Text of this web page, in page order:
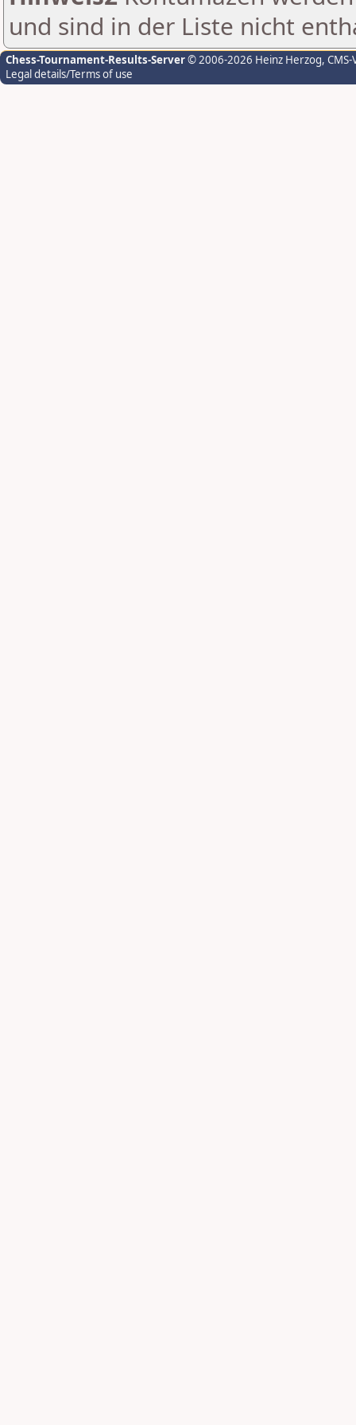
und sind in der Liste nicht
Chess-Tournament-Results-Server© 2006-2026 Heinz Herzog,
Legal details/Terms of use